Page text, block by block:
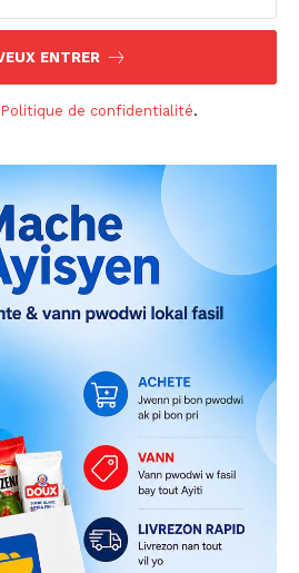
ENTRER
Politique de confidentialité.